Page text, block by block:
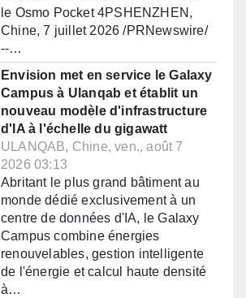
le Osmo Pocket 4PSHENZHEN,
Chine, 7 juillet 2026 /PRNewswire/
--…
Envision met en service le Galaxy
Campus à Ulanqab et établit un
nouveau modèle d'infrastructure
d'IA à l'échelle du gigawatt
ULANQAB, Chine, ven., août 7
2026 03:13
Abritant le plus grand bâtiment au
monde dédié exclusivement à un
centre de données d'IA, le Galaxy
Campus combine énergies
renouvelables, gestion intelligente
de l'énergie et calcul haute densité
à…